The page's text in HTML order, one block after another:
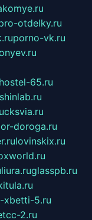
otdelky.ru
porno-vk.ru
hostel-65.ru
doroga.ru
lovinskix.ru
liura.ruglasspb.ru
xbetti-5.ru
2.ru